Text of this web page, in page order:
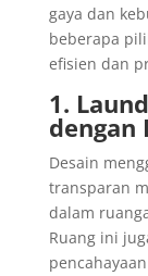
gaya dan
beberapa
efisien dan
1.
dengan
Desain
transparan
dalam
Ruang ini